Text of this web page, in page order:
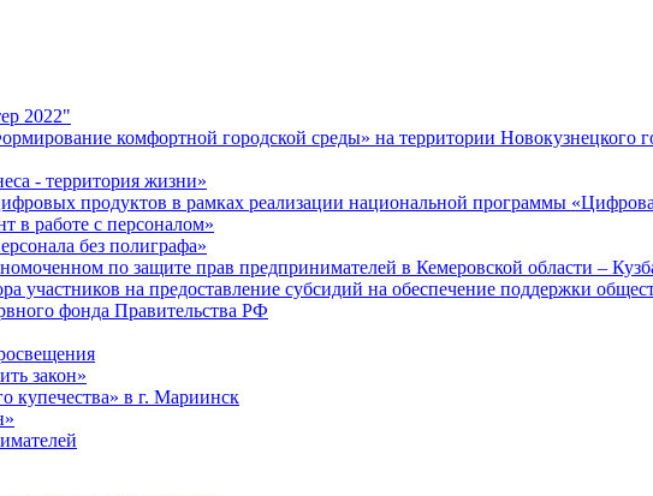
2022"
комфортной городской среды» на территории Новокузнецкого
- территория жизни»
продуктов в рамках реализации национальной программы
в работе с персоналом»
без полиграфа»
по защите прав предпринимателей в Кемеровской области –
участников на предоставление субсидий на обеспечение поддержки
фонда Правительства РФ
закон»
купечества» в г. Мариинск